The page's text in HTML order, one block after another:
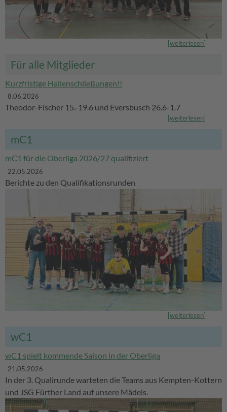
[weiterlesen]
Für alle Mitglieder
Kurzfristige Hallenschließungen!!
8.06.2026
Theodor-Fischer 15.-19.6 und Eversbusch 26.6-1.7
[weiterlesen]
mC1
mC1 für die Oberliga 2026/27 qualifiziert
22.05.2026
Berichte zu den Qualifikationsrunden
[weiterlesen]
wC1
wC1 spielt kommende Saison in der Oberliga
21.05.2026
In der 3. Qualirunde warteten die Teams aus Kempten-Kottern
und JSG Fürther Land auf unsere Mädels.